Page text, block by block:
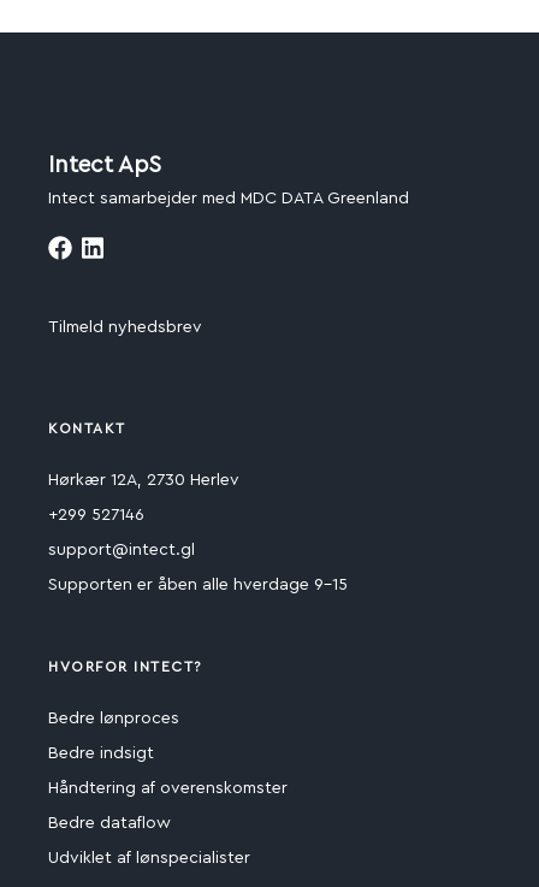
Intect ApS
Intect samarbejder med MDC DATA Greenland
Tilmeld nyhedsbrev
KONTAKT
Hørkær 12A, 2730 Herlev
+299 527146
support@intect.gl
Supporten er åben alle hverdage 9-15
HVORFOR INTECT?
Bedre lønproces
Bedre indsigt
Håndtering af overenskomster
Bedre dataflow
Udviklet af lønspecialister